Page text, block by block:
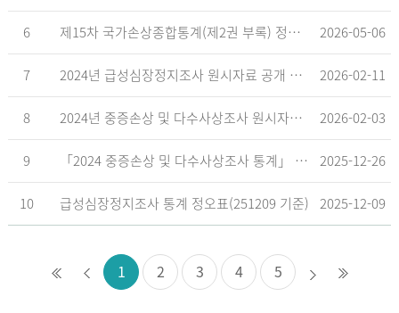
6 제15차 국가손상종합통계(제2권 부록) 정오표('26.5.18. 기준) 2026-05-06
7 2024년 급성심장정지조사 원시자료 공개 알림 2026-02-11
8 2024년 중증손상 및 다수사상조사 원시자료 공개 알림 2026-02-03
9 「2024 중증손상 및 다수사상조사 통계」 공표 2025-12-26
10 급성심장정지조사 통계 정오표(251209 기준) 2025-12-09
1 2 3 4 5